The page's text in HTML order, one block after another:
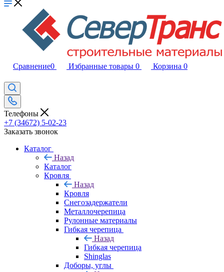
Сравнение0 Избранные товары 0 Корзина 0
Телефоны
+7 (34672) 5-02-23
Заказать звонок
Каталог
Назад
Каталог
Кровля
Назад
Кровля
Снегозадержатели
Металлочерепица
Рулонные материалы
Гибкая черепица
Назад
Гибкая черепица
Shinglas
Доборы, углы